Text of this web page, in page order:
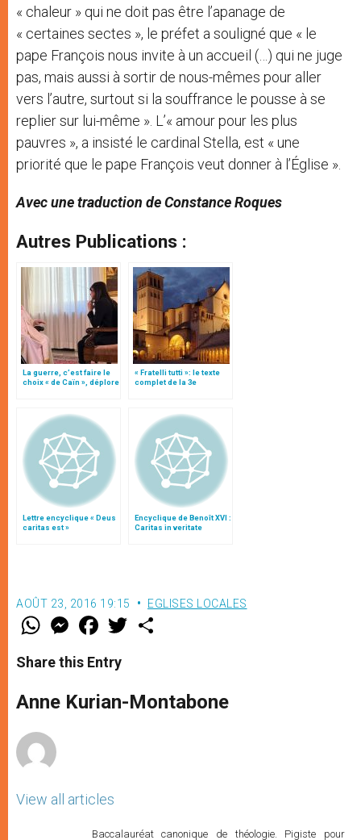
« chaleur » qui ne doit pas être l’apanage de
« certaines sectes », le préfet a souligné que « le
pape François nous invite à un accueil (…) qui ne juge
pas, mais aussi à sortir de nous-mêmes pour aller
vers l’autre, surtout si la souffrance le pousse à se
replier sur lui-même ». L’« amour pour les plus
pauvres », a insisté le cardinal Stella, est « une
priorité que le pape François veut donner à l’Église ».
Avec une traduction de Constance Roques
Autres Publications :
La guerre, c’est faire le
choix « de Caïn », déplore
« Fratelli tutti »: le texte
complet de la 3e
Lettre encyclique « Deus
caritas est »
Encyclique de Benoît XVI :
Caritas in veritate
AOÛT 23, 2016 19:15 EGLISES LOCALES
W
t
s
p
p
M
e
s
e
g
e
F
a
e
b
o
k
w
r
Share this Entry
Anne Kurian-Montabone
View all articles
Baccalauréat canonique de théologie. Pigiste pour